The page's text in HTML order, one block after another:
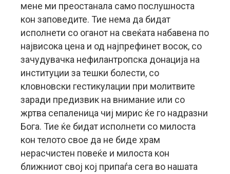
мене ми преостанала само послушноста
кон заповедите. Тие нема да бидат
исполнети со оганот на свеќата набавена по
највисока цена и од најпрефинет восок, со
зачудувачка нефилантропска донација на
институции за тешки болести, со
кловновски гестикулации при молитвите
заради предизвик на внимание или со
жртва сепаленица чиј мирис ќе го надразни
Бога. Тие ќе бидат исполнети со милоста
кон телото свое да не биде храм
нерасчистен повеќе и милоста кон
ближниот свој кој припаѓа сега во нашата